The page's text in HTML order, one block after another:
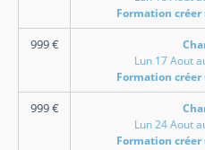
Formation
999€
Lun 17 Aout
Formation
999€
Lun 24 Aout
Formation